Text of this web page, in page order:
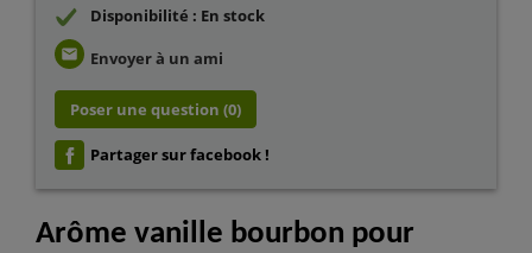
Disponibilité : En stock
email Envoyer à un ami
Poser une question (0)
Partager sur facebook !
Arôme vanille bourbon pour